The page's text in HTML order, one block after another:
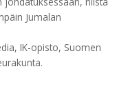
Jumalan
IK-opisto, Suomen